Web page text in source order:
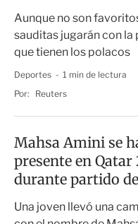
Aunque no son
sauditas jugarán con la
que tienen los polacos
Deportes
1 min de lectura
Por:
Reuters
Mahsa Amini se
presente en Qatar
durante partido
Una joven llevó una